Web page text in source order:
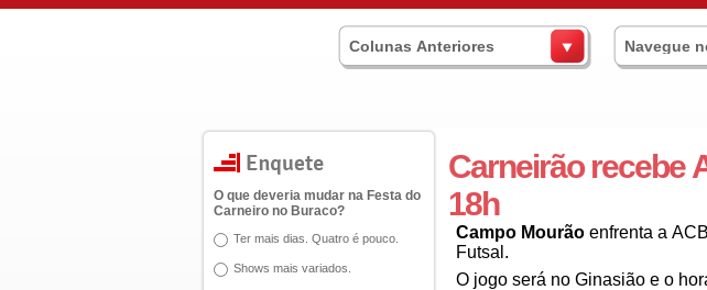
Colunas Anteriores Navegue
O que deveria mudar na Festa do
Carneiro no Buraco?
Ter mais dias. Quatro é pouco.
Shows mais variados.
Carneirão recebe
18h
Campo Mourão enfrenta a
Futsal.
O jogo será no Ginasião e o